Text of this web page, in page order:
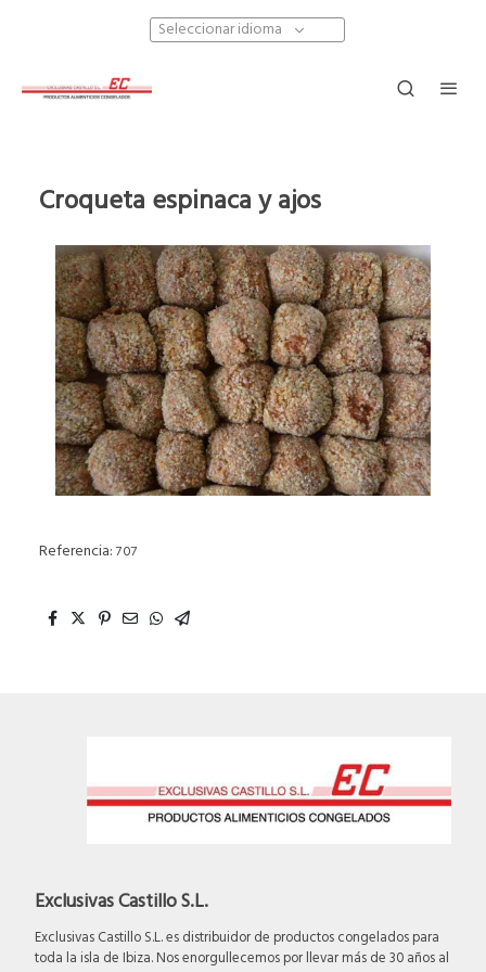
Seleccionar idioma
Croqueta espinaca y ajos
Referencia:707
Exclusivas Castillo S.L.
Exclusivas Castillo S.L. es distribuidor de productos congelados para
toda la isla de Ibiza. Nos enorgullecemos por llevar más de 30 años al